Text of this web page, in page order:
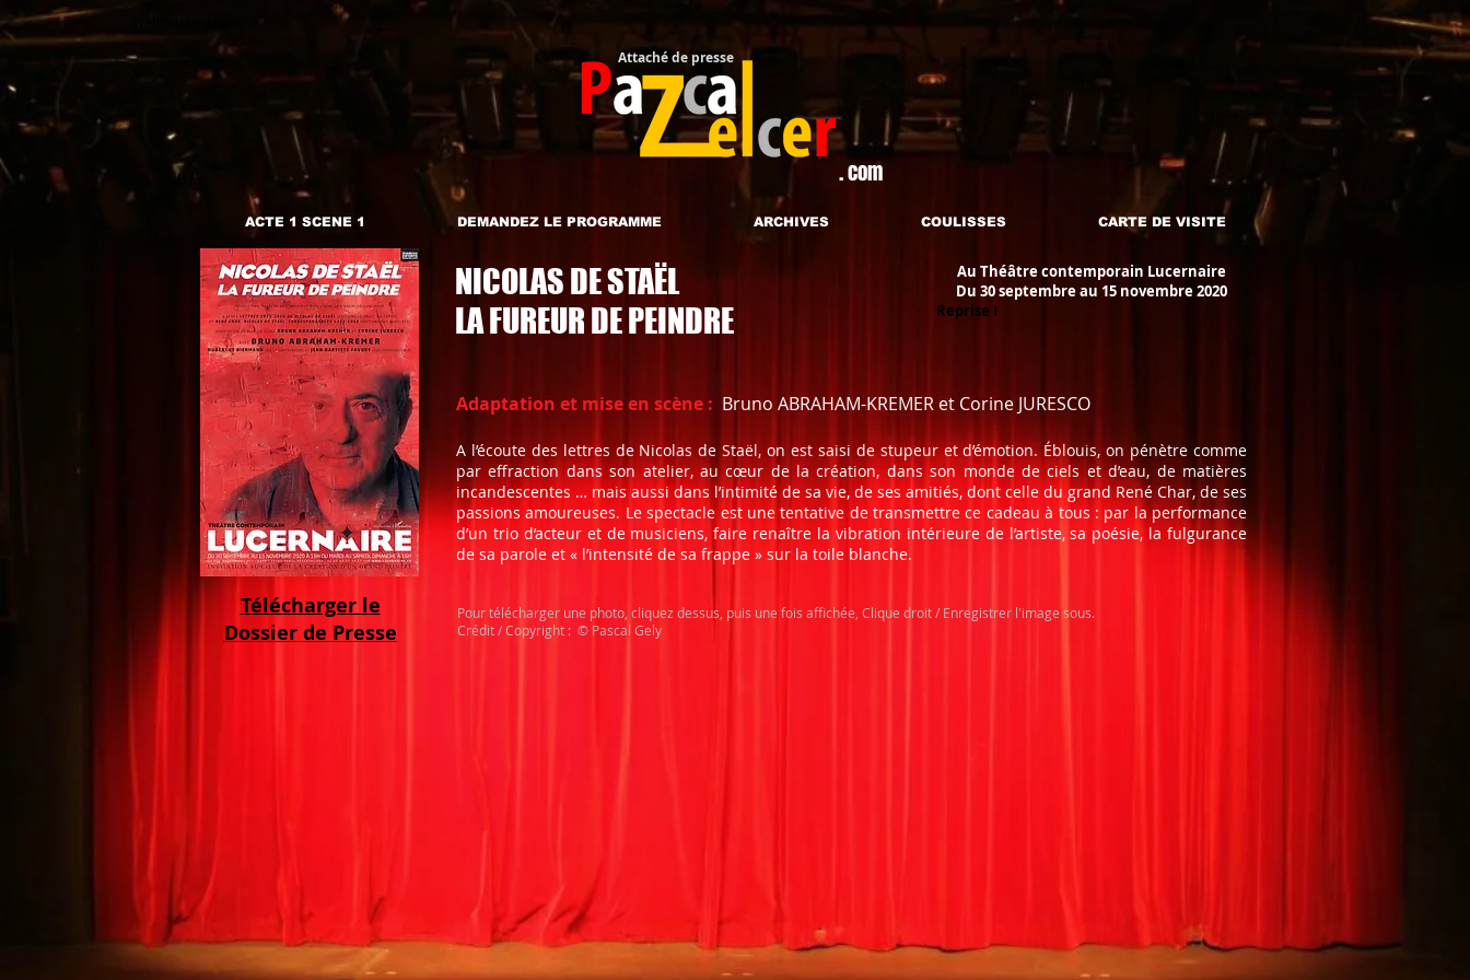
Attaché de presse​
. com
ACTE 1 SCENE 1 DEMANDEZ LE PROGRAMME ARCHIVES COULISSES CARTE DE VISITE
Télécharger le
Dossier de Presse
NICOLAS DE STAËL
LA FUREUR DE PEINDRE
Au Théâtre contemporain Lucernaire
Du 30 septembre au 15 novembre 2020
Reprise I
Adaptation et mise en scène : Bruno ABRAHAM-KREMER et Corine JURESCO
A l’écoute des lettres de Nicolas de Staël, on est saisi de stupeur et d’émotion. Éblouis, on pénètre comme
par effraction dans son atelier, au cœur de la création, dans son monde de ciels et d’eau, de matières
incandescentes … mais aussi dans l’intimité de sa vie, de ses amitiés, dont celle du grand René Char, de ses
passions amoureuses. Le spectacle est une tentative de transmettre ce cadeau à tous : par la performance
d’un trio d’acteur et de musiciens, faire renaître la vibration intérieure de l’artiste, sa poésie, la fulgurance
de sa parole et « l’intensité de sa frappe » sur la toile blanche.
Pour télécharger une photo, cliquez dessus, puis une fois affichée, Clique droit / Enregistrer l'image sous.
Crédit / Copyright : © Pascal Gely